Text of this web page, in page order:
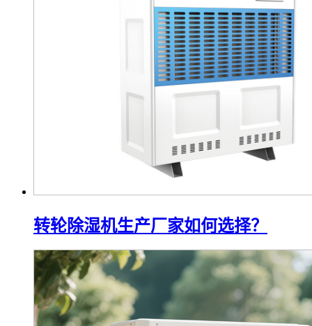
转轮除湿机生产厂家如何选择？